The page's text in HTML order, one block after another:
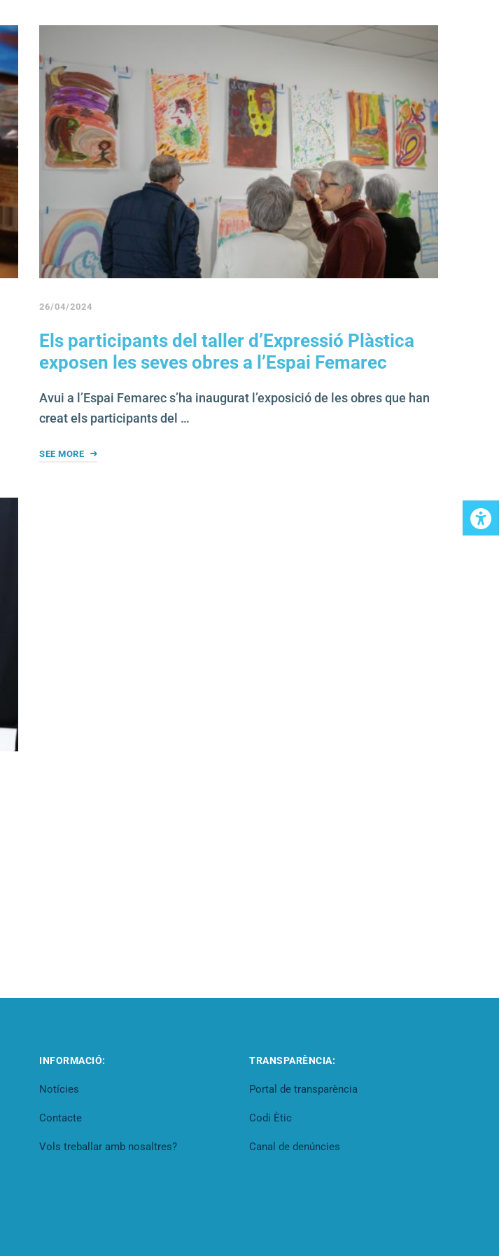
26/04/2024
Els participants del taller d’Expressió Plàstica
exposen les seves obres a l’Espai Femarec
Avui a l’Espai Femarec s’ha inaugurat l’exposició de les obres que han
creat els participants del …
SEE MORE
INFORMACIÓ:
Notícies
Contacte
Vols treballar amb nosaltres?
TRANSPARÈNCIA:
Portal de transparència
Codi Ètic
Canal de denúncies